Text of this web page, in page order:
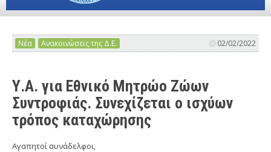
Νέα Ανακοινώσεις της Δ.Ε. 02/02/2022
Υ.Α. για Εθνικό Μητρώο Ζώων
Συντροφιάς. Συνεχίζεται ο ισχύων
τρόπος καταχώρησης
Αγαπητοί συνάδελφοι,